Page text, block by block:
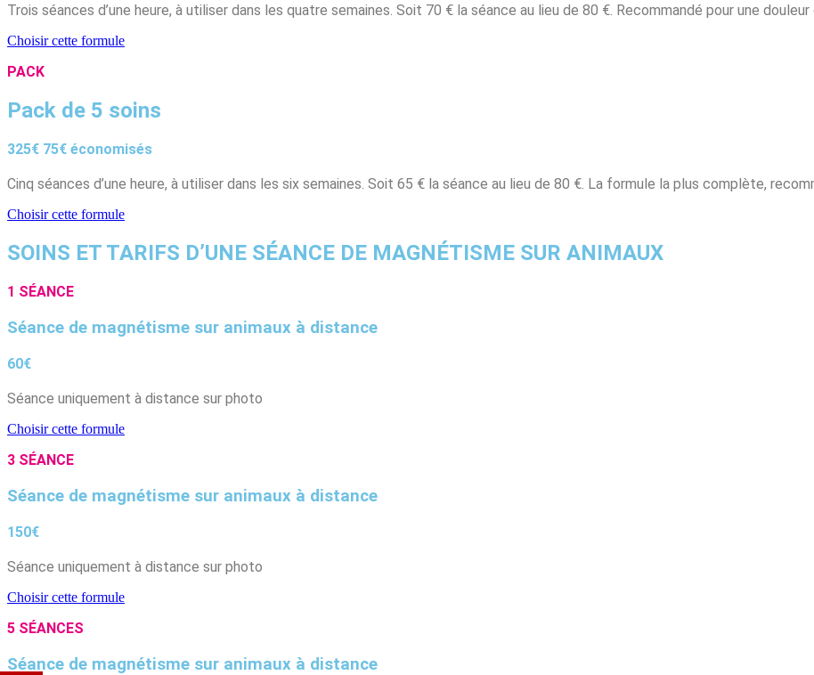
Trois séances d’une heure, à utiliser dans les quatre semaines. Soit 70 € la séance au lieu de 80 €. Recommandé pour une
Choisir cette formule
PACK
Pack de 5 soins
325€ 75€ économisés
Cinq séances d’une heure, à utiliser dans les six semaines. Soit 65 € la séance au lieu de 80 €. La formule la plus complète,
Choisir cette formule
SOINS ET TARIFS D’UNE SÉANCE DE MAGNÉTISME SUR ANIMAUX
1 SÉANCE
Séance de magnétisme sur animaux à distance
60€
Séance uniquement à distance sur photo
Choisir cette formule
3 SÉANCE
Séance de magnétisme sur animaux à distance
150€
Séance uniquement à distance sur photo
Choisir cette formule
5 SÉANCES
Séance de magnétisme sur animaux à distance